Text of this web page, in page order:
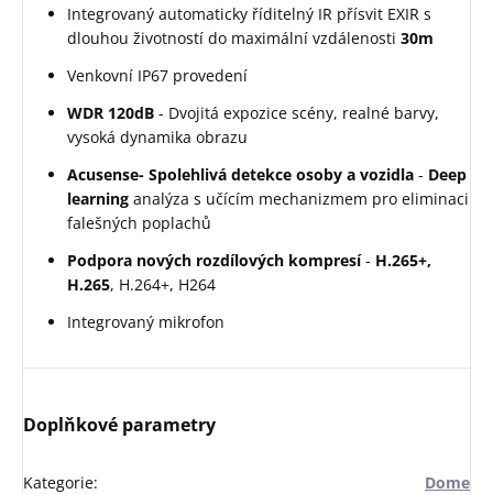
Integrovaný automaticky říditelný IR přísvit EXIR s
dlouhou životností do maximální vzdálenosti 30m
Venkovní IP67 provedení
WDR 120dB - Dvojitá expozice scény, realné barvy,
vysoká dynamika obrazu
Acusense- Spolehlivá detekce osoby a vozidla - Deep
learning analýza s učícím mechanizmem pro eliminaci
falešných poplachů
Podpora nových rozdílových kompresí- H.265+,
H.265, H.264+, H264
Integrovaný mikrofon
Doplňkové parametry
Kategorie: Dome